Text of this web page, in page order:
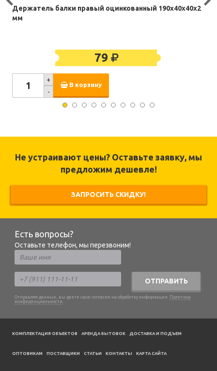
Держатель балки правый оцинкованный 190х40х40х2
мм
79
+
-
В корзину
Не устраивают цены? Оставьте заявку, мы
предложим дешевле!
ЗАПРОСИТЬ СКИДКУ!
Есть вопросы?
Оставьте телефон, мы перезвоним!
ОТПРАВИТЬ
Отправляя данные, вы даете свое согласие на обработку информации. Политика
конфиденциальности .
КОМПЛЕКТАЦИЯ ОБЪЕКТОВ АРЕНДА БЫТОВОК ДОСТАВКА И ПОДЪЕМ
ОПТОВИКАМ ПОСТАВЩИКИ CТАТЬИ КОНТАКТЫ КАРТА САЙТА